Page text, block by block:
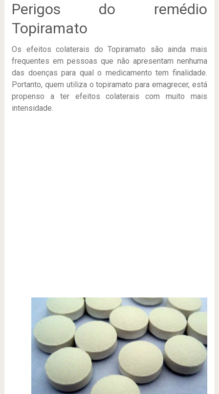
Perigos do remédio
Topiramato
Os efeitos colaterais do Topiramato são ainda mais
frequentes em pessoas que não apresentam nenhuma
das doenças para qual o medicamento tem finalidade.
Portanto, quem utiliza o topiramato para emagrecer, está
propenso a ter efeitos colaterais com muito mais
intensidade.